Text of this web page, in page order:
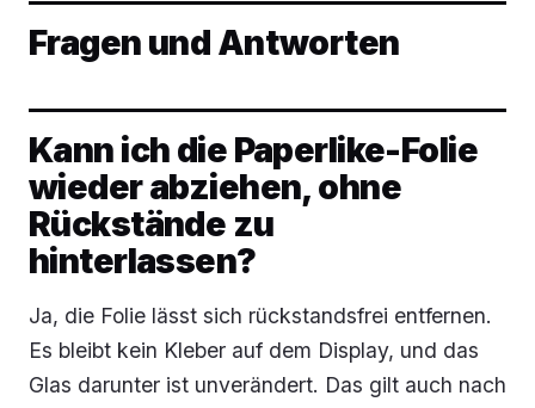
Fragen und Antworten
Kann ich die Paperlike-Folie
wieder abziehen, ohne
Rückstände zu
hinterlassen?
Ja, die Folie lässt sich rückstandsfrei entfernen.
Es bleibt kein Kleber auf dem Display, und das
Glas darunter ist unverändert. Das gilt auch nach